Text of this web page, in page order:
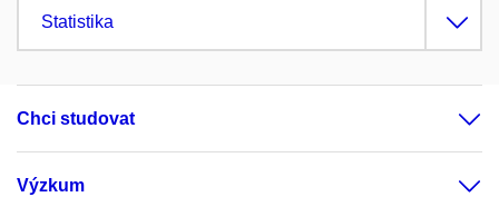
Statistika
Chci studovat
Výzkum